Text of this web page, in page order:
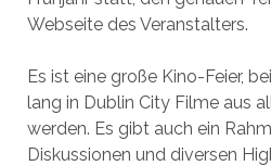
Webseite des Veranstalters.
Es ist eine große Kino-Feier,
lang in Dublin City Filme aus
werden. Es gibt auch ein
Diskussionen und diversen